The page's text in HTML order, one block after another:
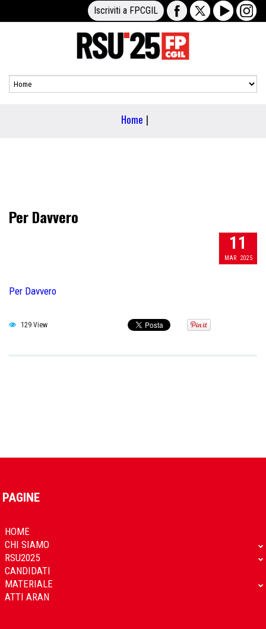
Iscriviti a FPCGIL
Home |
Per Davvero
11
MAR 2025
Per Davvero
129 View
PAGINE
HOME
CHI SIAMO
RSU2025
CANDIDATI
MATERIALE
ATTI ARAN